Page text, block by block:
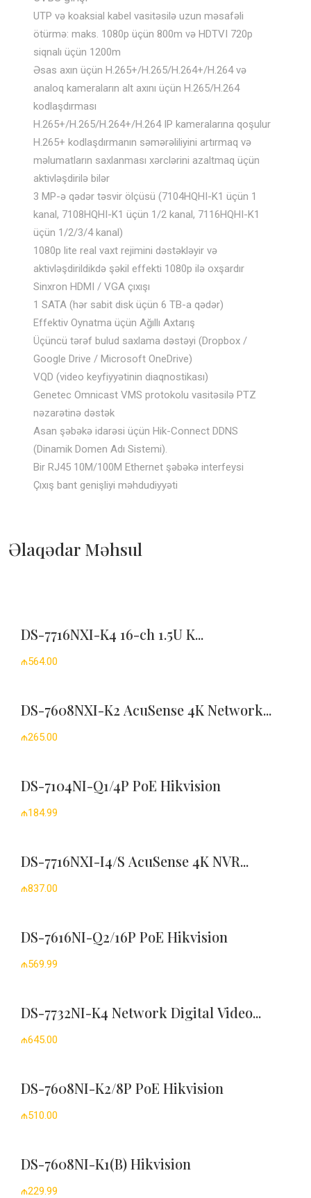
UTP və koaksial kabel vasitəsilə uzun məsafəli
ötürmə: maks. 1080p üçün 800m və HDTVI 720p
siqnalı üçün 1200m
Əsas axın üçün H.265+/H.265/H.264+/H.264 və
analoq kameraların alt axını üçün H.265/H.264
kodlaşdırması
H.265+/H.265/H.264+/H.264 IP kameralarına qoşulur
H.265+ kodlaşdırmanın səmərəliliyini artırmaq və
məlumatların saxlanması xərclərini azaltmaq üçün
aktivləşdirilə bilər
3 MP-ə qədər təsvir ölçüsü (7104HQHI-K1 üçün 1
kanal, 7108HQHI-K1 üçün 1/2 kanal, 7116HQHI-K1
üçün 1/2/3/4 kanal)
1080p lite real vaxt rejimini dəstəkləyir və
aktivləşdirildikdə şəkil effekti 1080p ilə oxşardır
Sinxron HDMI / VGA çıxışı
1 SATA (hər sabit disk üçün 6 TB-a qədər)
Effektiv Oynatma üçün Ağıllı Axtarış
Üçüncü tərəf bulud saxlama dəstəyi (Dropbox /
Google Drive / Microsoft OneDrive)
VQD (video keyfiyyətinin diaqnostikası)
Genetec Omnicast VMS protokolu vasitəsilə PTZ
nəzarətinə dəstək
Asan şəbəkə idarəsi üçün Hik-Connect DDNS
(Dinamik Domen Adı Sistemi).
Bir RJ45 10M/100M Ethernet şəbəkə interfeysi
Çıxış bant genişliyi məhdudiyyəti
Əlaqədar Məhsul
DS-7716NXI-K4 16-ch 1.5U K...
₼564.00
DS-7608NXI-K2 AcuSense 4K Network...
₼265.00
DS-7104NI-Q1/4P PoE Hikvision
₼184.99
DS-7716NXI-I4/S AcuSense 4K NVR...
₼837.00
DS-7616NI-Q2/16P PoE Hikvision
₼569.99
DS-7732NI-K4 Network Digital Video...
₼645.00
DS-7608NI-K2/8P PoE Hikvision
₼510.00
DS-7608NI-K1(B) Hikvision
₼229.99